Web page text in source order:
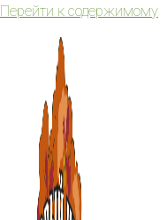
Перейти к содержимому